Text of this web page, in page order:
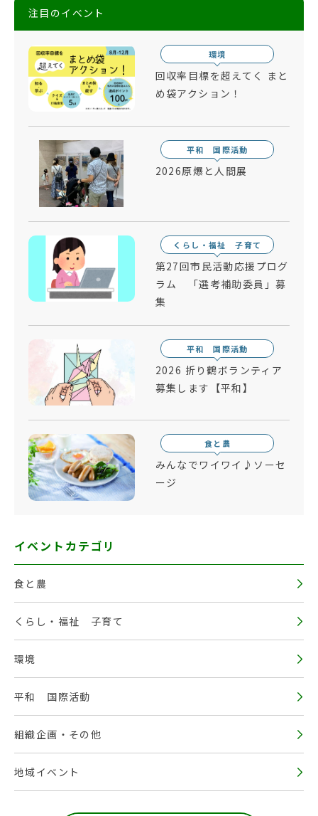
注目のイベント
環境
回収率目標を超えてく まと
め袋アクション！
平和 国際活動
2026原爆と人間展
くらし・福祉 子育て
第27回市民活動応援プログ
ラム 「選考補助委員」募
集
平和 国際活動
2026 折り鶴ボランティア
募集します【平和】
食と農
みんなでワイワイ♪ソーセ
ージ
イベントカテゴリ
食と農
くらし・福祉 子育て
環境
平和 国際活動
組織企画・その他
地域イベント